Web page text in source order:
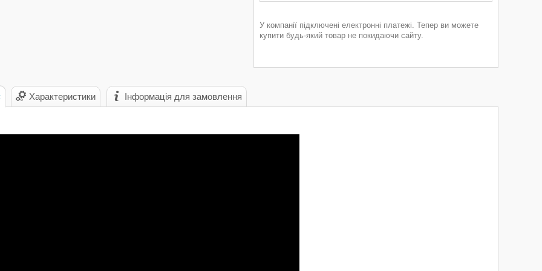
У компанії підключені електронні платежі. Тепер ви можете
купити будь-який товар не покидаючи сайту.
Характеристики Інформація для замовлення